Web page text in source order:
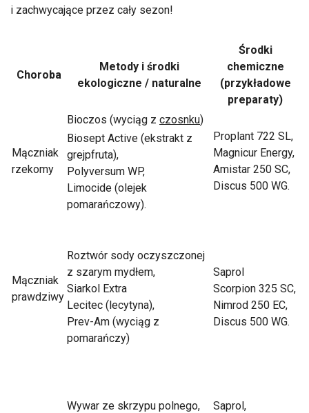
i zachwycające przez cały sezon!
Choroba
Metody i środki
ekologiczne / naturalne
Środki
chemiczne
(przykładowe
preparaty)
Mączniak
rzekomy
Bioczos (wyciąg z czosnku)
Biosept Active (ekstrakt z
grejpfruta),
Polyversum WP,
Limocide (olejek
pomarańczowy).
Proplant 722 SL,
Magnicur Energy,
Amistar 250 SC,
Discus 500 WG.
Mączniak
prawdziwy
Roztwór sody oczyszczonej
z szarym mydłem,
Siarkol Extra
Lecitec (lecytyna),
Prev-Am (wyciąg z
pomarańczy)
Saprol
Scorpion 325 SC,
Nimrod 250 EC,
Discus 500 WG.
Wywar ze skrzypu polnego,
Saprol,